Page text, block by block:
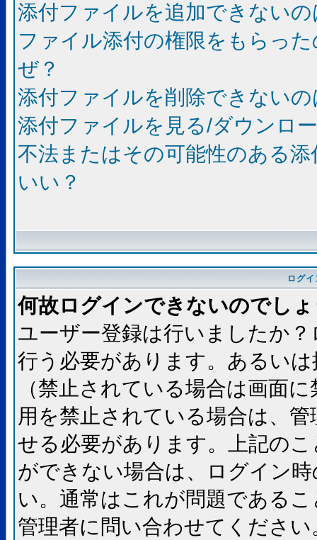
添付ファイルを追加できない
ファイル添付の権限をもらっ
ぜ？
添付ファイルを削除できない
添付ファイルを見る/ダウンロ
不法またはその可能性のある
いい？
ログ
何故ログインできないのでし
ユーザー登録は行いましたか
行う必要があります。あるい
（禁止されている場合は画面
用を禁止されている場合は、
せる必要があります。上記の
ができない場合は、ログイン
い。通常はこれが問題である
管理者に問い合わせてください